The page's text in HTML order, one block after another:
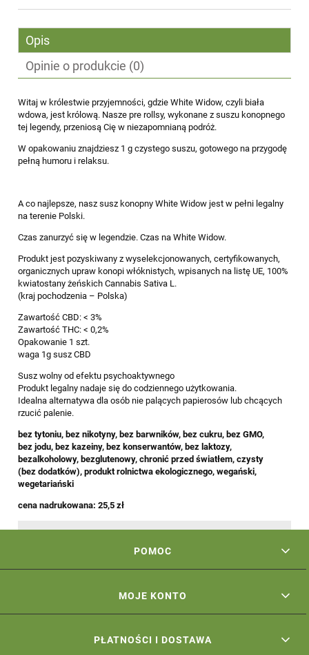
Opis
Opinie o produkcie (0)
Witaj w królestwie przyjemności, gdzie White Widow, czyli biała
wdowa, jest królową. Nasze pre rollsy, wykonane z suszu konopnego
tej legendy, przeniosą Cię w niezapomnianą podróż.
W opakowaniu znajdziesz 1 g czystego suszu, gotowego na przygodę
pełną humoru i relaksu.
A co najlepsze, nasz susz konopny White Widow jest w pełni legalny
na terenie Polski.
Czas zanurzyć się w legendzie. Czas na White Widow.
Produkt jest pozyskiwany z wyselekcjonowanych, certyfikowanych,
organicznych upraw konopi włóknistych, wpisanych na listę UE, 100%
kwiatostany żeńskich Cannabis Sativa L.
(kraj pochodzenia – Polska)
Zawartość CBD: < 3%
Zawartość THC: < 0,2%
Opakowanie 1 szt.
waga 1g susz CBD
Susz wolny od efektu psychoaktywnego
Produkt legalny nadaje się do codziennego użytkowania.
Idealna alternatywa dla osób nie palących papierosów lub chcących
rzucić palenie.
bez tytoniu, bez nikotyny, bez barwników, bez cukru, bez GMO,
bez jodu, bez kazeiny, bez konserwantów, bez laktozy,
bezalkoholowy, bezglutenowy, chronić przed światłem, czysty
(bez dodatków), produkt rolnictwa ekologicznego, wegański,
wegetariański
cena nadrukowana: 25,5 zł
POMOC
MOJE KONTO
PŁATNOŚCI I DOSTAWA